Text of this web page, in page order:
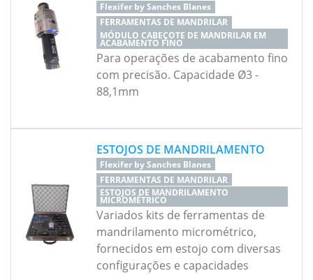
Flexifer by Sanches Blanes
FERRAMENTAS DE MANDRILAR
MÓDULO CABEÇOTE DE MANDRILAR EM
ACABAMENTO FINO
Para operações de acabamento fino
com precisão. Capacidade Ø3 -
88,1mm
ESTOJOS DE MANDRILAMENTO
Flexifer by Sanches Blanes
FERRAMENTAS DE MANDRILAR
ESTOJOS DE MANDRILAMENTO
MICROMÉTRICO
Variados kits de ferramentas de
mandrilamento micrométrico,
fornecidos em estojo com diversas
configurações e capacidades